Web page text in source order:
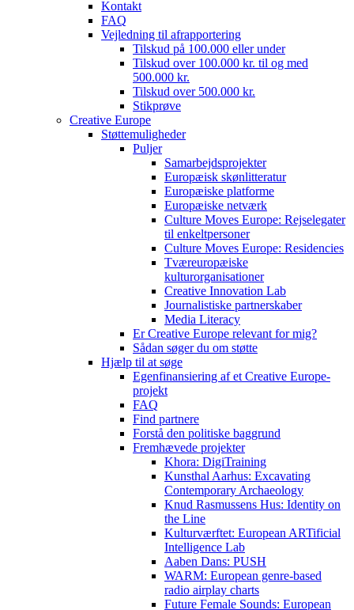
Kontakt
FAQ
Vejledning til afrapportering
Tilskud på 100.000 eller under
Tilskud over 100.000 kr. til og med
500.000 kr.
Tilskud over 500.000 kr.
Stikprøve
Creative Europe
Støttemuligheder
Puljer
Samarbejdsprojekter
Europæisk skønlitteratur
Europæiske platforme
Europæiske netværk
Culture Moves Europe: Rejselegater
til enkeltpersoner
Culture Moves Europe: Residencies
Tværeuropæiske
kulturorganisationer
Creative Innovation Lab
Journalistiske partnerskaber
Media Literacy
Er Creative Europe relevant for mig?
Sådan søger du om støtte
Hjælp til at søge
Egenfinansiering af et Creative Europe-
projekt
FAQ
Find partnere
Forstå den politiske baggrund
Fremhævede projekter
Khora: DigiTraining
Kunsthal Aarhus: Excavating
Contemporary Archaeology
Knud Rasmussens Hus: Identity on
the Line
Kulturværftet: European ARTificial
Intelligence Lab
Aaben Dans: PUSH
WARM: European genre-based
radio airplay charts
Future Female Sounds: European